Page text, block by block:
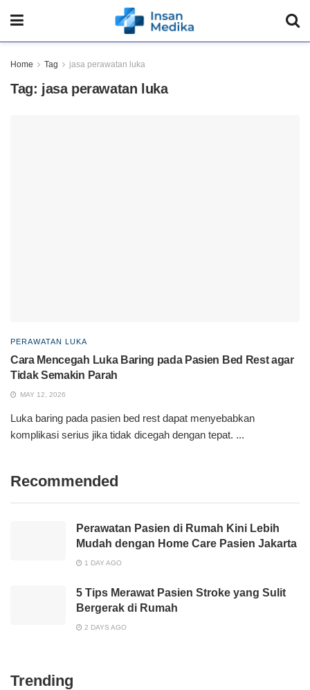
Home Tag jasa perawatan luka
Tag: jasa perawatan luka
PERAWATAN LUKA
Cara Mencegah Luka Baring pada Pasien Bed Rest agar
Tidak Semakin Parah
MAY 12, 2026
Luka baring pada pasien bed rest dapat menyebabkan
komplikasi serius jika tidak dicegah dengan tepat. ...
Recommended
Perawatan Pasien di Rumah Kini Lebih
Mudah dengan Home Care Pasien Jakarta
1 DAY AGO
5 Tips Merawat Pasien Stroke yang Sulit
Bergerak di Rumah
2 DAYS AGO
Trending